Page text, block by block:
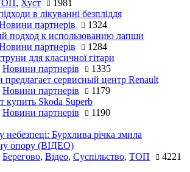
, Хуст
1981
в лікуванні безпліддя
партнерів
1324
подход к использованию лапши
партнерів
1284
для класичної гітари
Новини партнерів
1335
предлагает сервисный центр Renault
Новини партнерів
1179
купить Skoda Superb
Новини партнерів 1190
небезпеці: Бурхлива річка змила
опору (ВІДЕО)
Берегово, Відео, Суспільство, ТОП 4221